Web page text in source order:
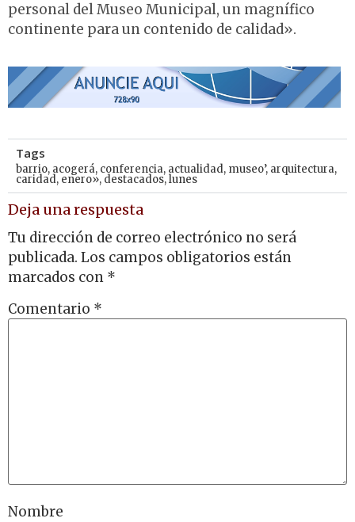
personal del Museo Municipal, un magnífico
continente para un contenido de calidad».
Tags
barrio, acogerá, conferencia, actualidad, museo’, arquitectura,
caridad, enero», destacados,lunes
Deja una respuesta
Tu dirección de correo electrónico no será
publicada. Los campos obligatorios están
marcados con *
Comentario *
Nombre